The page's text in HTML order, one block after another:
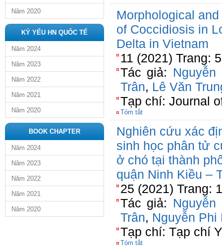
Năm 2020
KỶ YẾU HN QUỐC TẾ
Năm 2024
Năm 2023
Năm 2022
Năm 2021
Năm 2020
BOOK CHAPTER
Năm 2024
Năm 2023
Năm 2022
Năm 2021
Năm 2020
Morphological
of Coccidiosis in
Delta in Vietnam
11 (2021) Trang:
Tác giả:
Trân, Lê Văn
Tạp chí: Journal
Tóm tắt
Nghiên cứu xác
sinh học phân tử
ở chó tại thành
quận Ninh Kiều –
25 (2021) Trang:
Tác giả:
Trân, Nguyễn Phi
Tạp chí: Tạp chí
Tóm tắt